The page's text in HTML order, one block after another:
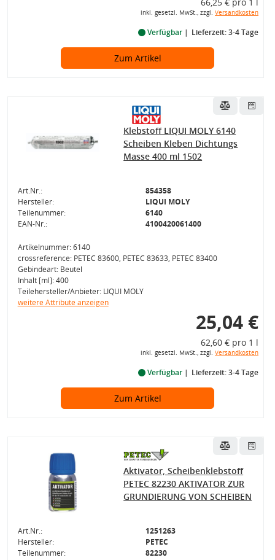
inkl. gesetzl. MwSt., zzgl. Versandkosten
Verfügbar Lieferzeit: 3-4 Tage
Zum Artikel
Klebstoff LIQUI MOLY 6140
Scheiben Kleben Dichtungs
Masse 400 ml 1502
Art.Nr.:
854358
Hersteller:
LIQUI MOLY
Teilenummer:
6140
EAN-Nr.:
4100420061400
Artikelnummer: 6140
crossreference: PETEC 83600, PETEC 83633, PETEC 83400
Gebindeart: Beutel
Inhalt [ml]: 400
Teilehersteller/Anbieter: LIQUI MOLY
weitere Attribute anzeigen
25,04 €
62,60 € pro 1 l
inkl. gesetzl. MwSt., zzgl. Versandkosten
Verfügbar Lieferzeit: 3-4 Tage
Zum Artikel
Aktivator, Scheibenklebstoff
PETEC 82230 AKTIVATOR ZUR
GRUNDIERUNG VON SCHEIBEN
Art.Nr.:
1251263
Hersteller:
PETEC
Teilenummer:
82230